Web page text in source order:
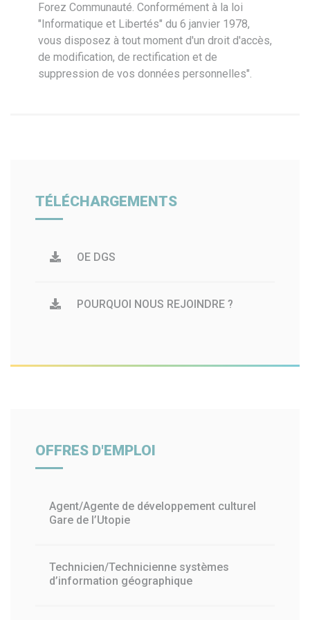
Forez Communauté. Conformément à la loi
"Informatique et Libertés" du 6 janvier 1978,
vous disposez à tout moment d'un droit d'accès,
de modification, de rectification et de
suppression de vos données personnelles".
TÉLÉCHARGEMENTS
OE DGS
POURQUOI NOUS REJOINDRE ?
OFFRES D'EMPLOI
Agent/Agente de développement culturel
Gare de l’Utopie
Technicien/Technicienne systèmes
d’information géographique